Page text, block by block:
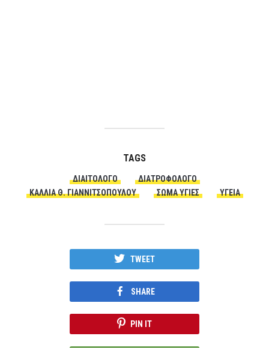
TAGS
ΔΙΑΙΤΟΛΌΓΟ
ΔΙΑΤΡΟΦΟΛΌΓΟ
ΚΆΛΛΙΑ Θ. ΓΙΑΝΝΙΤΣΟΠΟΎΛΟΥ
ΣΏΜΑ ΥΓΙΈΣ ΥΓΕΙΑ
TWEET
SHARE
PIN IT